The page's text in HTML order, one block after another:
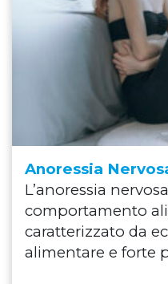
Anoressia
L’anoressia
comportamento
caratterizzato da
alimentare e forte